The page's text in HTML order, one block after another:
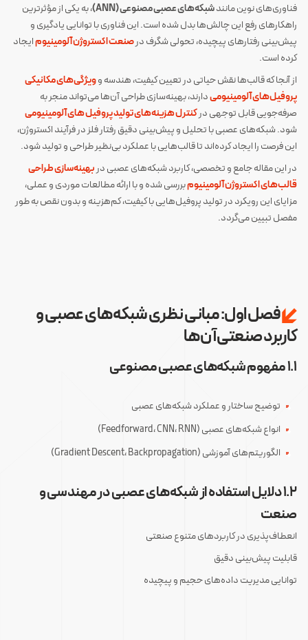
فناوری‌های نوین مانندشبکه‌های عصبی مصنوعی (ANN)
، به یکی از مؤثرترین
راهکارهای رفع این چالش‌ها بدل شده است. این فناوری با توانایی یادگیری و
پیش‌بینی رفتارهای پیچیده، تحولی شگرف درصنعت اکستروژن آلومینیومایجاد
کرده است.
از آنجا که قالب‌ها نقش حیاتی در تعیین کیفیت، هندسه وویژگی‌های مکانیکی
پروفیل‌های آلومینیومیدارند، بهینه‌سازی طراحی آن‌ها می‌تواند منجر به
صرفه‌جویی قابل توجهی درکنترل هزینه‌های تولید پروفیل های آلومینیومی
شود. شبکه‌های عصبی با تحلیل و پیش‌بینی دقیق رفتار فلز در فرآیند اکستروژن،
این فرصت را ایجاد کرده‌اند تا قالب‌هایی با عملکرد بی‌نظیر طراحی و تولید شود.
در این مقاله جامع و تخصصی، کاربرد شبکه‌های عصبی در بهینه‌سازی طراحی
قالب‌های اکستروژن آلومینیومبررسی شده و با ارائه مطالعات موردی و عملی،
مزایای این رویکرد در تولید پروفیل‌هایی با کیفیت، کم‌هزینه و بدون نقص به طور
مفصل تبیین می‌گردد.
فصل اول: مبانی نظری شبکه‌های عصبی و
کاربرد صنعتی آن‌ها
۱.۱ مفهوم شبکه‌های عصبی مصنوعی
توضیح ساختار و عملکرد شبکه‌های عصبی
انواع شبکه‌های عصبی (Feedforward، CNN، RNN)
الگوریتم‌های آموزشی (Gradient Descent، Backpropagation)
۱.۲ دلایل استفاده از شبکه‌های عصبی در مهندسی و
صنعت
انعطاف‌پذیری در کاربردهای متنوع صنعتی
قابلیت پیش‌بینی دقیق
توانایی مدیریت داده‌های حجیم و پیچیده